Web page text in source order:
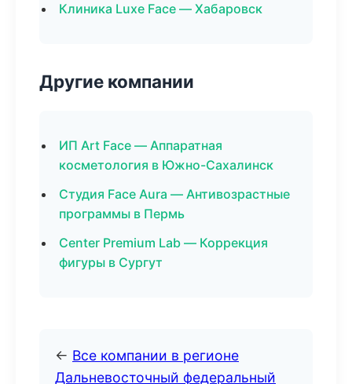
Клиника Luxe Face — Хабаровск
Другие компании
ИП Art Face — Аппаратная
косметология в Южно-Сахалинск
Студия Face Aura — Антивозрастные
программы в Пермь
Center Premium Lab — Коррекция
фигуры в Сургут
← Все компании в регионе
Дальневосточный федеральный